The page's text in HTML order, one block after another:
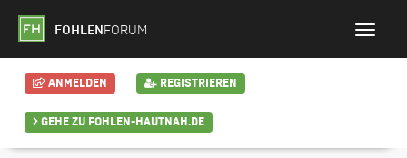
FOHLEN FORUM
ANMELDEN REGISTRIEREN
GEHE ZU FOHLEN-HAUTNAH.DE